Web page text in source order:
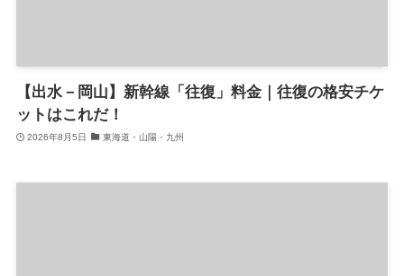
【出水－岡山】新幹線「往復」料金｜往復の格安チケ
ットはこれだ！
2026年8月5日 東海道・山陽・九州